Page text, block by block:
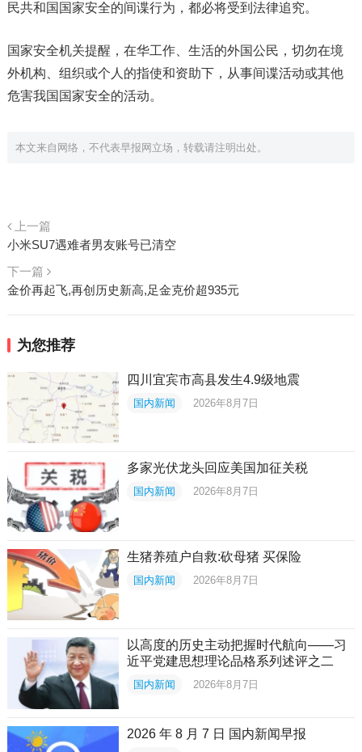
民共和国国家安全的间谍行为，都必将受到法律追究。
国家安全机关提醒，在华工作、生活的外国公民，切勿在境
外机构、组织或个人的指使和资助下，从事间谍活动或其他
危害我国国家安全的活动。
本文来自网络，不代表早报网立场，转载请注明出处。
上一篇
小米SU7遇难者男友账号已清空
下一篇
金价再起飞,再创历史新高,足金克价超935元
为您推荐
四川宜宾市高县发生4.9级地震
国内新闻 2026年8月7日
多家光伏龙头回应美国加征关税
国内新闻 2026年8月7日
生猪养殖户自救:砍母猪 买保险
国内新闻 2026年8月7日
以高度的历史主动把握时代航向——习
近平党建思想理论品格系列述评之二
国内新闻 2026年8月7日
2026 年 8 月 7 日 国内新闻早报